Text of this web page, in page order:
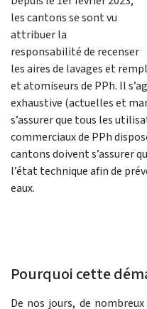
les cantons se sont vu
attribuer la
responsabilité de recenser
les aires de lavages et
et atomiseurs de PPh. Il
exhaustive (actuelles et
s’assurer que tous les
commerciaux de PPh
cantons doivent s’assurer
l’état technique afin de
eaux.
Pourquoi cette
De nos jours, de